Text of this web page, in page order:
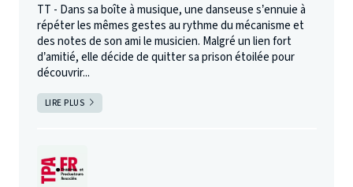
TT - Dans sa boîte à musique, une danseuse s’ennuie à
répéter les mêmes gestes au rythme du mécanisme et
des notes de son ami le musicien. Malgré un lien fort
d’amitié, elle décide de quitter sa prison étoilée pour
découvrir...
LIRE PLUS